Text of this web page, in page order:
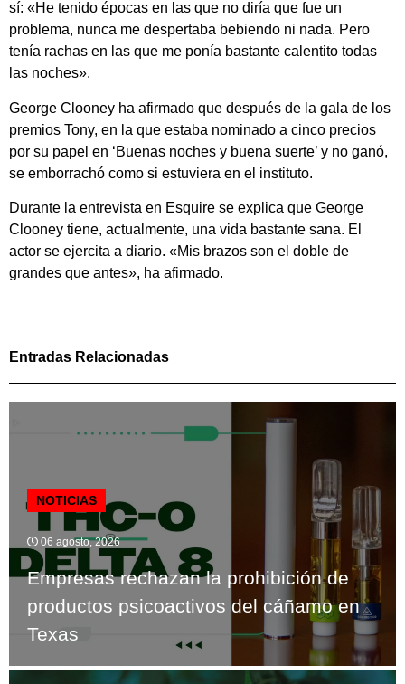
sí: «He tenido épocas en las que no diría que fue un
problema, nunca me despertaba bebiendo ni nada. Pero
tenía rachas en las que me ponía bastante calentito todas
las noches».
George Clooney ha afirmado que después de la gala de los
premios Tony, en la que estaba nominado a cinco precios
por su papel en ‘Buenas noches y buena suerte’ y no ganó,
se emborrachó como si estuviera en el instituto.
Durante la entrevista en Esquire se explica que George
Clooney tiene, actualmente, una vida bastante sana. El
actor se ejercita a diario. «Mis brazos son el doble de
grandes que antes», ha afirmado.
Entradas Relacionadas
NOTICIAS
06 agosto, 2026
Empresas rechazan la prohibición de
productos psicoactivos del cáñamo en
Texas